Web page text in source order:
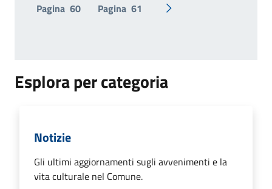
Pagina 60 Pagina 61 Pagina successiva
Esplora per categoria
Notizie
Gli ultimi aggiornamenti sugli avvenimenti e la
vita culturale nel Comune.